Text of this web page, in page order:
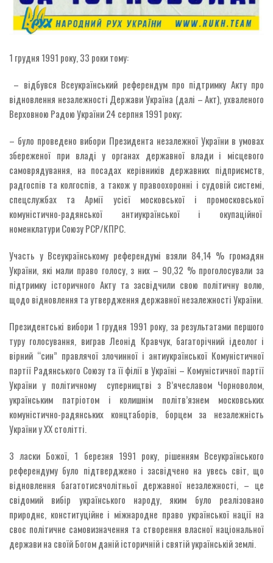
1 грудня 1991 року, 33 роки тому:
– відбувся Всеукраїнський референдум про підтримку Акту про
відновлення незалежності Держави Україна (далі – Акт), ухваленого
Верховною Радою України 24 серпня 1991 року;
– було проведено вибори Президента незалежної України в умовах
збереженої при владі у органах державної влади і місцевого
самоврядування, на посадах керівників державних підприємств,
радгоспів та колгоспів, а також у правоохоронні і судовій системі,
спецслужбах та Армії усієї московської і промосковської
комуністично-радянської антиукраїнської і окупаційної
номенклатури Союзу РСР/КПРС.
Участь у Всеукраїнському референдумі взяли 84,14 % громадян
України, які мали право голосу, з них – 90,32 % проголосували за
підтримку історичного Акту та засвідчили свою політичну волю,
щодо відновлення та утвердження державної незалежності України.
Президентські вибори 1 грудня 1991 року, за результатами першого
туру голосування, виграв Леонід Кравчук, багаторічний ідеолог і
вірний “син” правлячої злочинної і антиукраїнської Комуністичної
партії Радянського Союзу та її філії в Україні – Комуністичної партії
України у політичному суперництві з В’ячеславом Чорноволом,
українським патріотом і колишнім політв’язнем московських
комуністично-радянських концтаборів, борцем за незалежність
України у ХХ столітті.
З ласки Божої, 1 березня 1991 року, рішенням Всеукраїнського
референдуму було підтверджено і засвідчено на увесь світ, що
відновлення багатотисячолітньої державної незалежності, – це
свідомий вибір українського народу, яким було реалізовано
природнє, конституційне і міжнародне право української нації на
своє політичне самовизначення та створення власної національної
держави на своїй Богом даній історичній і святій українській землі.